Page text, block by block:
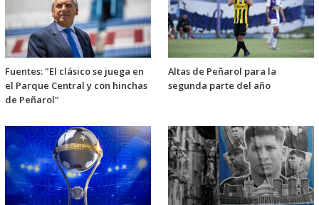
Fuentes: "El clásico se juega en
el Parque Central y con hinchas
de Peñarol"
Altas de Peñarol para la
segunda parte del año